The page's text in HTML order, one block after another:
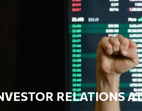
RELATIONS